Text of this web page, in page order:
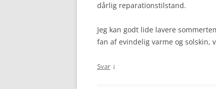
dårlig reparationstilstand.
Jeg kan godt lide lavere
fan af evindelig varme og solskin,
Svar ↓